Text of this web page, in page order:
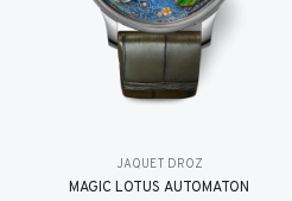
JAQUET DROZ
MAGIC LOTUS AUTOMATON